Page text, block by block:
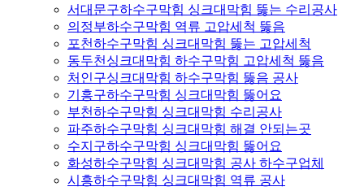
서대문구하수구막힘 싱크대막힘 뚫는 수리공사
의정부하수구막힘 역류 고압세척 뚫음
포천하수구막힘 싱크대막힘 뚫는 고압세척
동두천싱크대막힘 하수구막힘 고압세척 뚫음
처인구싱크대막힘 하수구막힘 뚫음 공사
기흥구하수구막힘 싱크대막힘 뚫어요
부천하수구막힘 싱크대막힘 수리공사
파주하수구막힘 싱크대막힘 해결 안되는곳
수지구하수구막힘 싱크대막힘 뚫어요
화성하수구막힘 싱크대막힘 공사 하수구업체
시흥하수구막힘 싱크대막힘 역류 공사